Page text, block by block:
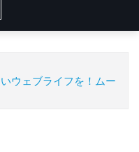
ウェブライフを！ムー